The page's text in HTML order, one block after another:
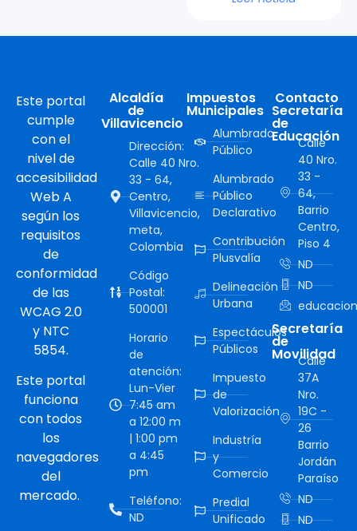
Este portal
cumple
con el
nivel de
accesibilidad
Web A
según los
requisitos
de
conformidad
de las
WCAG 2.0
y NTC
5854.
Este portal
funciona
con todos
los
navegadores
del
mercado.
Alcaldía
de
Villavicencio
Dirección:
Calle 40 Nro.
33 - 64,
Centro,
Villavicencio,
meta,
Colombia
Código
Postal:
500001
Horario
de
atención:
Lun-Vier
7:45 am
a 12:00 m
| 1:00 pm
a 4:45
pm
Teléfono:
ND
Impuestos
Municipales
Alumbrado
Público
Alumbrado
Público
Declarativo
Contribución
Plusvalía
Delineación
Urbana
Espectáculos
Públicos
Impuesto
de
Valorización
Industría
y
Comercio
Predial
Unificado
Contacto
Secretaría
de
Educación
Calle
40 Nro.
33 -
64,
Barrio
Centro,
Piso 4
ND
ND
Secretaría
de
Movilidad
Calle
37A
Nro.
19C -
26
Barrio
Jordán
Paraíso
ND
ND